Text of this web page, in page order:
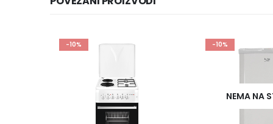
-10%
NEMA NA STANJU
PREPORUČUJEMO
NEMA NA